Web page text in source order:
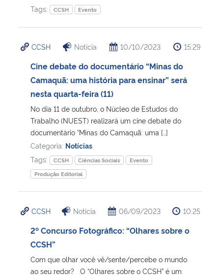
Tags:
CCSH Evento
CCSH Notícia 10/10/2023 15:29
Cine debate do documentário “Minas do
Camaquã: uma história para ensinar” será
nesta quarta-feira (11)
No dia 11 de outubro, o Núcleo de Estudos do
Trabalho (NUEST) realizará um cine debate do
documentário “Minas do Camaquã: uma […]
Categoria: Notícias
Tags:
CCSH Ciências Sociais
Evento
Produção Editorial
CCSH Notícia 06/09/2023 10:25
2º Concurso Fotográfico: “Olhares sobre o
CCSH”
Com que olhar você vê/sente/percebe o mundo
ao seu redor? O “Olhares sobre o CCSH” é um